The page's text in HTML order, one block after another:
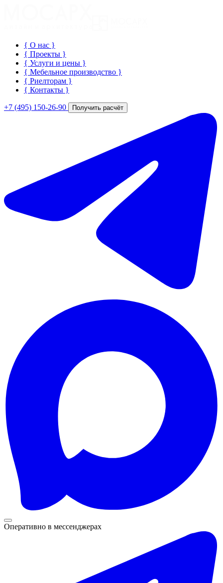
{ О нас }
{ Проекты }
{ Услуги и цены }
{ Мебельное производство }
{ Риелторам }
{ Контакты }
+7 (495) 150-26-90 Получить расчёт
Оперативно в мессенджерах